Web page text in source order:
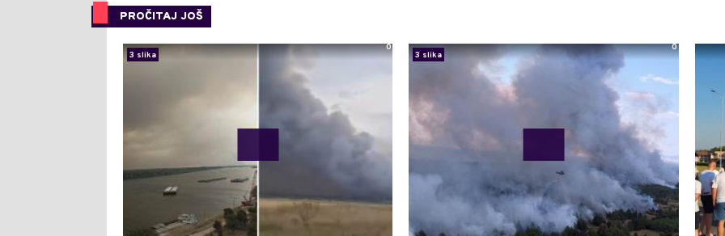
PROČITAJ JOŠ
3 slika
0
3 slika
0